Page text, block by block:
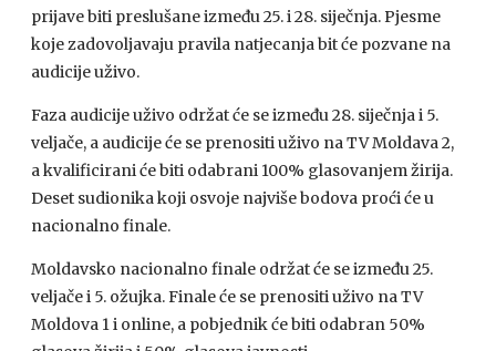
prijave biti preslušane između 25. i 28. siječnja. Pjesme
koje zadovoljavaju pravila natjecanja bit će pozvane na
audicije uživo.
Faza audicije uživo održat će se između 28. siječnja i 5.
veljače, a audicije će se prenositi uživo na TV Moldava 2,
a kvalificirani će biti odabrani 100% glasovanjem žirija.
Deset sudionika koji osvoje najviše bodova proći će u
nacionalno finale.
Moldavsko nacionalno finale održat će se između 25.
veljače i 5. ožujka. Finale će se prenositi uživo na TV
Moldova 1 i online, a pobjednik će biti odabran 50%